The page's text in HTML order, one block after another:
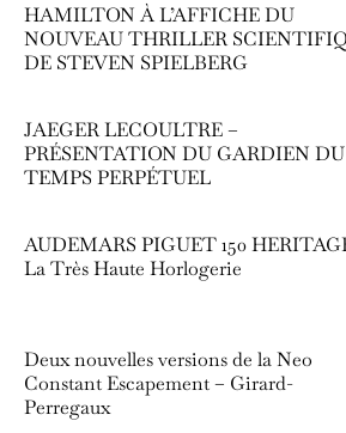
HAMILTON À L’AFFICHE DU
NOUVEAU THRILLER
DE STEVEN SPIELBERG
JAEGER LECOULTRE –
PRÉSENTATION DU GARDIEN DU
TEMPS PERPÉTUEL
AUDEMARS PIGUET 150
La Très Haute Horlogerie
Deux nouvelles versions de la Neo
Constant Escapement – Girard-
Perregaux